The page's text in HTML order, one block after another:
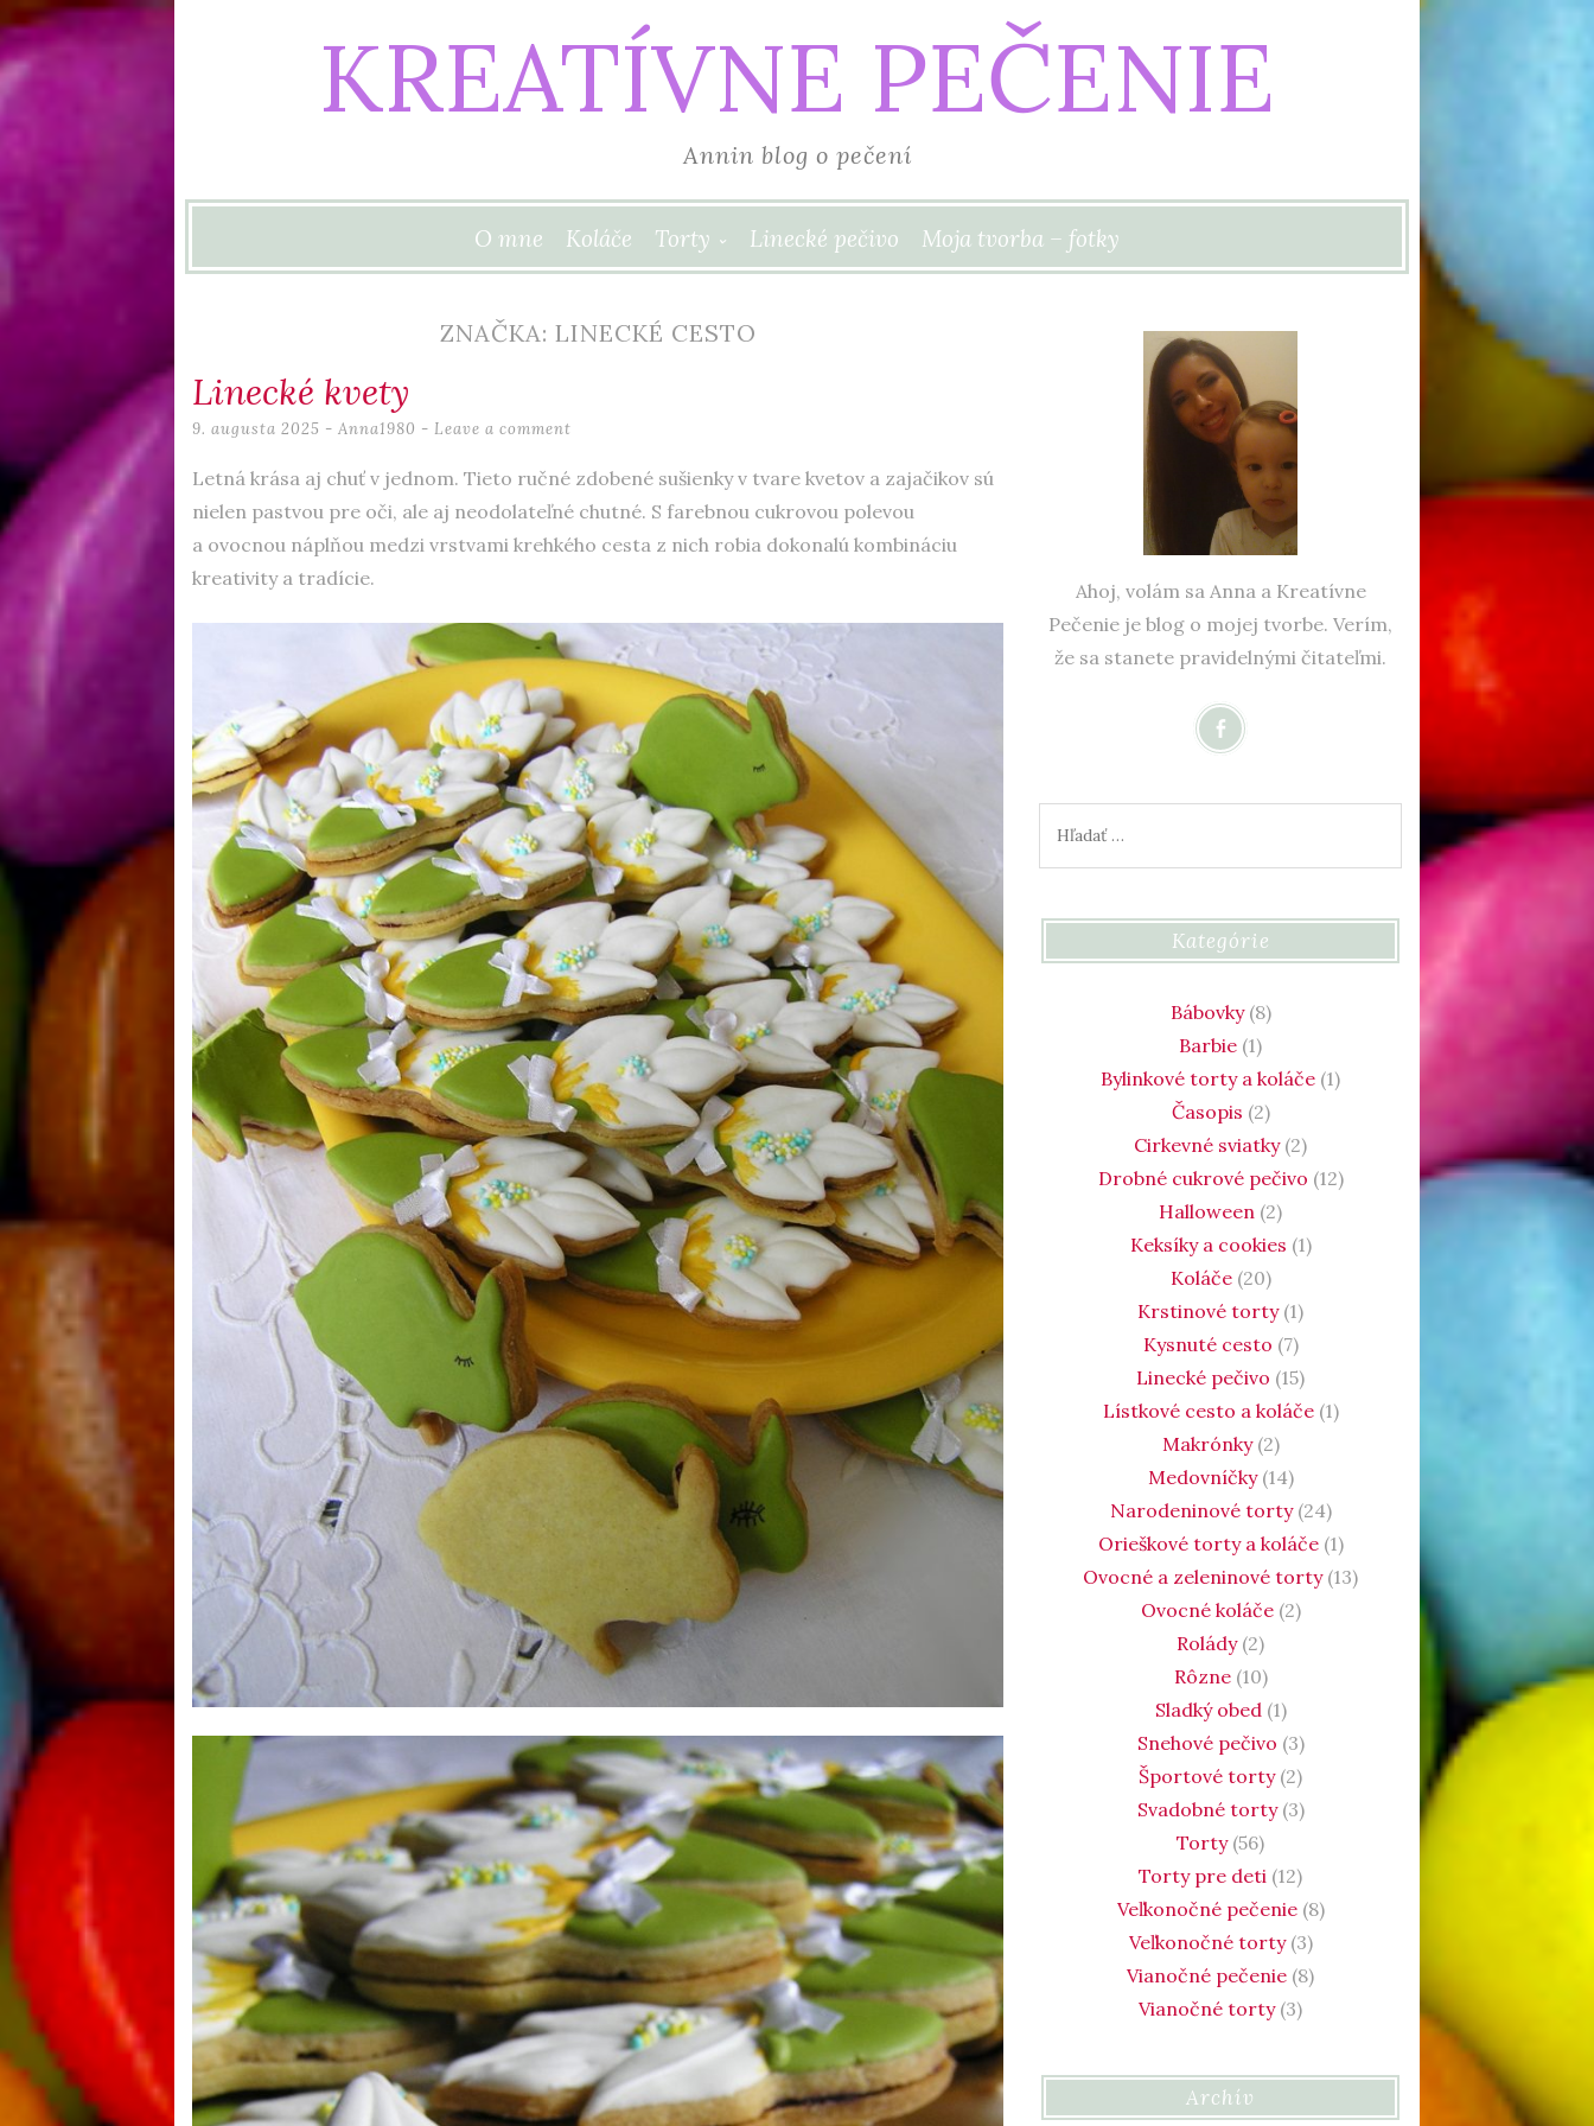
KREATÍVNE PEČENIE
Annin blog o pečení
O mne Koláče Torty Linecké pečivo Moja tvorba – fotky
ZNAČKA: LINECKÉ CESTO
Linecké kvety
9. augusta 2025 - Anna1980 Leave a comment
Letná krása aj chuť v jednom. Tieto ručné zdobené sušienky v tvare kvetov a zajačikov sú
nielen pastvou pre oči, ale aj neodolateľné chutné. S farebnou cukrovou polevou
a ovocnou náplňou medzi vrstvami krehkého cesta z nich robia dokonalú kombináciu
kreativity a tradície.
Ahoj, volám sa Anna a Kreatívne
Pečenie je blog o mojej tvorbe. Verím,
že sa stanete pravidelnými čitateľmi.
Kategórie
Bábovky(8)
Barbie (1)
Bylinkové torty a koláče (1)
Časopis (2)
Cirkevné sviatky(2)
Drobné cukrové pečivo (12)
Halloween (2)
Keksíky a cookies (1)
Koláče(20)
Krstinové torty(1)
Kysnuté cesto (7)
Linecké pečivo (15)
Lístkové cesto a koláče(1)
Makrónky(2)
Medovníčky(14)
Narodeninové torty(24)
Orieškové torty a koláče(1)
Ovocné a zeleninové torty(13)
Ovocné koláče(2)
Rolády(2)
Rôzne(10)
Sladký obed(1)
Snehové pečivo (3)
Športové torty(2)
Svadobné torty(3)
Torty(56)
Torty pre deti (12)
Veľkonočné pečenie(8)
Veľkonočné torty(3)
Vianočné pečenie (8)
Vianočné torty(3)
Archív